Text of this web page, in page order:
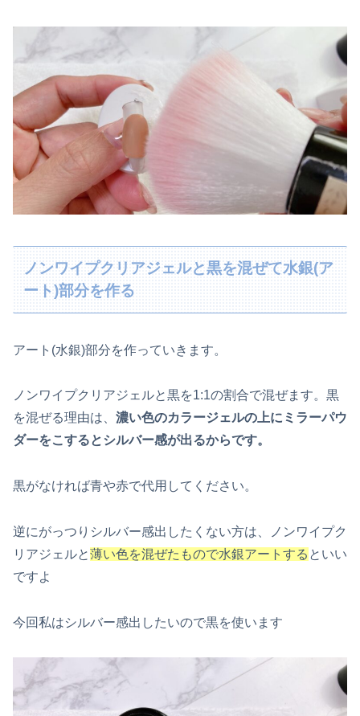
ノンワイプクリアジェルと黒を混ぜて水銀(ア
ート)部分を作る
アート(水銀)部分を作っていきます。
ノンワイプクリアジェルと黒を1:1の割合で混ぜます。黒
を混ぜる理由は、 濃い色のカラージェルの上にミラーパウ
ダーをこするとシルバー感が出るからです。
黒がなければ青や赤で代用してください。
逆にがっつりシルバー感出したくない方は、ノンワイプク
リアジェルと薄い色を混ぜたもので水銀アートする といい
ですよ
今回私はシルバー感出したいので黒を使います